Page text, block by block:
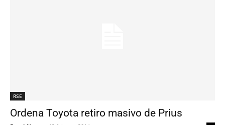
RSE
Ordena Toyota retiro masivo de Prius